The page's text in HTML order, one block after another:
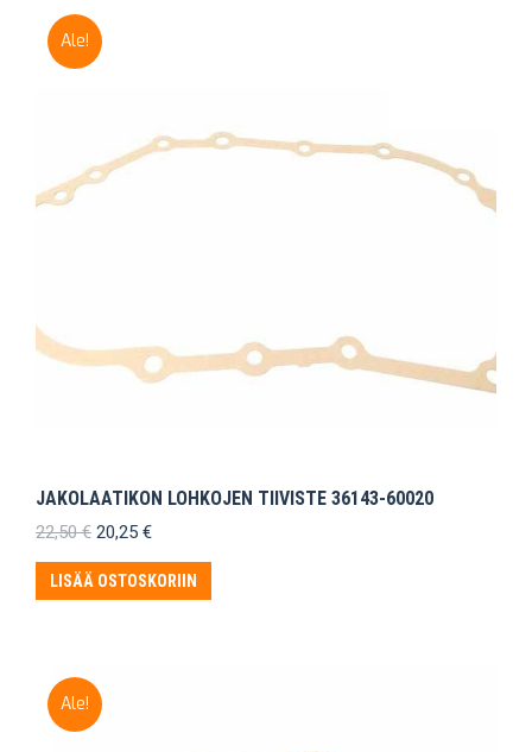
Ale!
JAKOLAATIKON LOHKOJEN TIIVISTE 36143-60020
22,50€ Alkuperäinen
oli:
22,50 €.
20,25 €Nykyinen
on:
20,25 €.
LISÄÄ OSTOSKORIIN
Ale!